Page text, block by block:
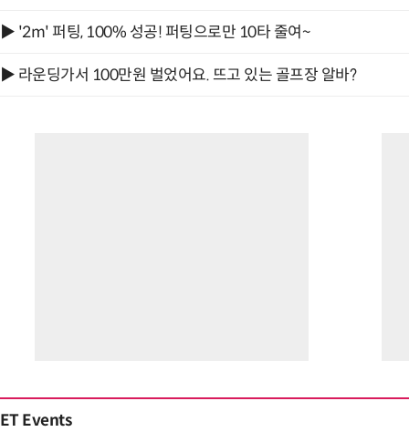
▶ '2m' 퍼팅, 100% 성공! 퍼팅으로만 10타 줄여~
▶ 라운딩가서 100만원 벌었어요. 뜨고 있는 골프장 알바?
ET Events